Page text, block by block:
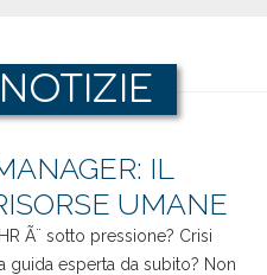
IL
UMANE
Ã¨ sotto pressione? Crisi
guida esperta da subito? Non